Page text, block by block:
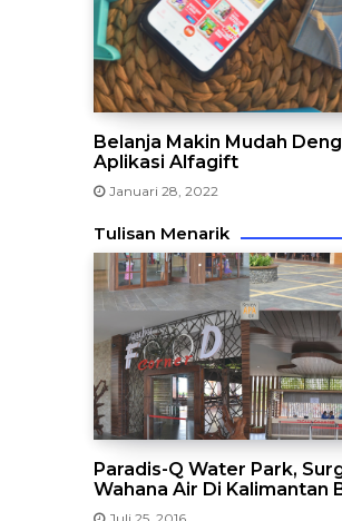
Belanja Makin Mudah
Aplikasi Alfagift
Januari 28, 2022
Tulisan Menarik
Paradis-Q Water Park,
Wahana Air Di Kalimantan